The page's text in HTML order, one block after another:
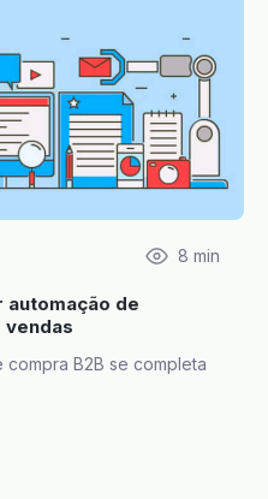
8 min
automação de
B2B se completa